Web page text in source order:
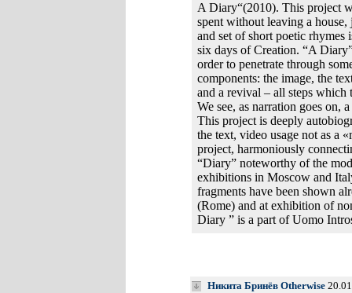
A Diary“(2010). This project
spent without leaving a
and set of short poetic
six days of Creation. “A
order to penetrate through
components: the image, the
and a revival – all steps which
We see, as narration goes on,
This project is deeply
the text, video usage not as a
project, harmoniously
“Diary” noteworthy of the
exhibitions in Moscow and
fragments have been shown
(Rome) and at exhibition of
Diary ” is a part of Uomo
Никита Бринёв Otherwise